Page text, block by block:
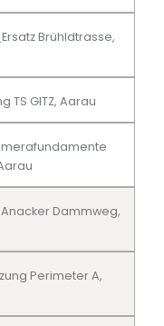
Brühldtrasse,
TS GITZ, Aarau
Anacker Dammweg,
Perimeter A,